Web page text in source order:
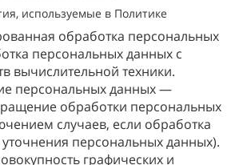
используемые в Политике
обработка персональных
персональных данных с
вычислительной техники.
персональных данных —
обработки персональных
случаев, если обработка
персональных данных).
графических и